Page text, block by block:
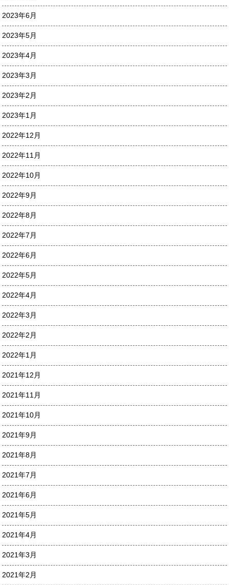
2023年6月
2023年5月
2023年4月
2023年3月
2023年2月
2023年1月
2022年12月
2022年11月
2022年10月
2022年9月
2022年8月
2022年7月
2022年6月
2022年5月
2022年4月
2022年3月
2022年2月
2022年1月
2021年12月
2021年11月
2021年10月
2021年9月
2021年8月
2021年7月
2021年6月
2021年5月
2021年4月
2021年3月
2021年2月